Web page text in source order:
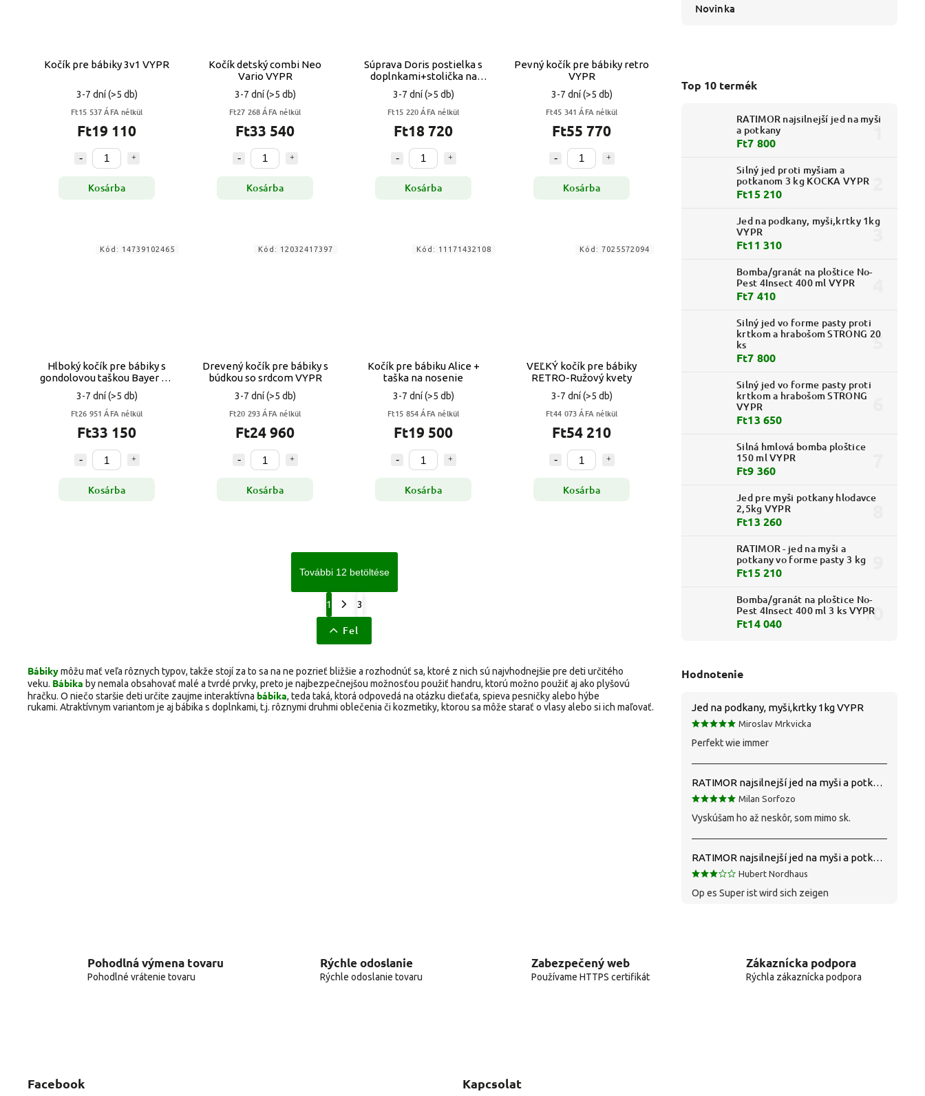
Novinka
Top 10 termék
RATIMOR najsilnejší jed na myši
a potkany
Ft7 800
Silný jed proti myšiam a
potkanom 3 kg KOCKA VYPR
Ft15 210
Jed na podkany, myši,krtky 1kg
VYPR
Ft11 310
Bomba/granát na ploštice No-
Pest 4Insect 400 ml VYPR
Ft7 410
Silný jed vo forme pasty proti
krtkom a hrabošom STRONG 20
ks
Ft7 800
Silný jed vo forme pasty proti
krtkom a hrabošom STRONG
VYPR
Ft13 650
Silná hmlová bomba ploštice
150 ml VYPR
Ft9 360
Jed pre myši potkany hlodavce
2,5kg VYPR
Ft13 260
RATIMOR - jed na myši a
potkany vo forme pasty 3 kg
Ft15 210
Bomba/granát na ploštice No-
Pest 4Insect 400 ml 3 ks VYPR
Ft14 040
Hodnotenie
Jed na podkany, myši,krtky 1kg VYPR
Miroslav Mrkvicka
Perfekt wie immer
RATIMOR najsilnejší jed na myši a potkany
Milan Sorfozo
Vyskúšam ho až neskôr, som mimo sk.
RATIMOR najsilnejší jed na myši a potkany
Hubert Nordhaus
Op es Super ist wird sich zeigen
Kočík pre bábiky 3v1 VYPR
3-7 dní(>5 db)
Ft15 537 ÁFA nélkül
Ft19 110
Kosárba
Kočík detský combi Neo
Vario VYPR
3-7 dní(>5 db)
Ft27 268 ÁFA nélkül
Ft33 540
Kosárba
Súprava Doris postielka s
doplnkami+stolička na
kŕmenie+hojdačka pre
bábiku
3-7 dní(>5 db)
Ft15 220 ÁFA nélkül
Ft18 720
Kosárba
Pevný kočík pre bábiky retro
VYPR
3-7 dní(>5 db)
Ft45 341 ÁFA nélkül
Ft55 770
Kosárba
Hlboký kočík pre bábiky s
gondolovou taškou Bayer 2 v
1 XEO
3-7 dní(>5 db)
Ft26 951 ÁFA nélkül
Ft33 150
Kosárba
Kód: 14739102465
Drevený kočík pre bábiky s
búdkou so srdcom VYPR
3-7 dní(>5 db)
Ft20 293 ÁFA nélkül
Ft24 960
Kosárba
Kód: 12032417397
Kočík pre bábiku Alice +
taška na nosenie
3-7 dní(>5 db)
Ft15 854 ÁFA nélkül
Ft19 500
Kosárba
Kód: 11171432108
VEĽKÝ kočík pre bábiky
RETRO-Ružový kvety
3-7 dní(>5 db)
Ft44 073 ÁFA nélkül
Ft54 210
Kosárba
Kód: 7025572094
További 12 betöltése
1 3
Fel
Bábikymôžu mať veľa rôznych typov, takže stojí za to sa na ne pozrieť bližšie a rozhodnúť sa, ktoré z nich sú najvhodnejšie pre deti určitého
veku. Bábika by nemala obsahovať malé a tvrdé prvky, preto je najbezpečnejšou možnosťou použiť handru, ktorú možno použiť aj ako plyšovú
hračku. O niečo staršie deti určite zaujme interaktívna bábika, teda taká, ktorá odpovedá na otázku dieťaťa, spieva pesničky alebo hýbe
rukami. Atraktívnym variantom je aj bábika s doplnkami, t.j. rôznymi druhmi oblečenia či kozmetiky, ktorou sa môže starať o vlasy alebo si ich maľovať.
Pohodlná výmena tovaru
Pohodlné vrátenie tovaru
Rýchle odoslanie
Rýchle odoslanie tovaru
Zabezpečený web
Používame HTTPS certifikát
Zákaznícka podpora
Rýchla zákaznícka podpora
Facebook Kapcsolat